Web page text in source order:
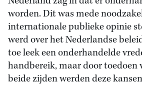
worden. Dit was mede
internationale publieke opinie
werd over het Nederlandse
toe leek een onderhandelde
handbereik, maar door toedoen
beide zijden werden deze